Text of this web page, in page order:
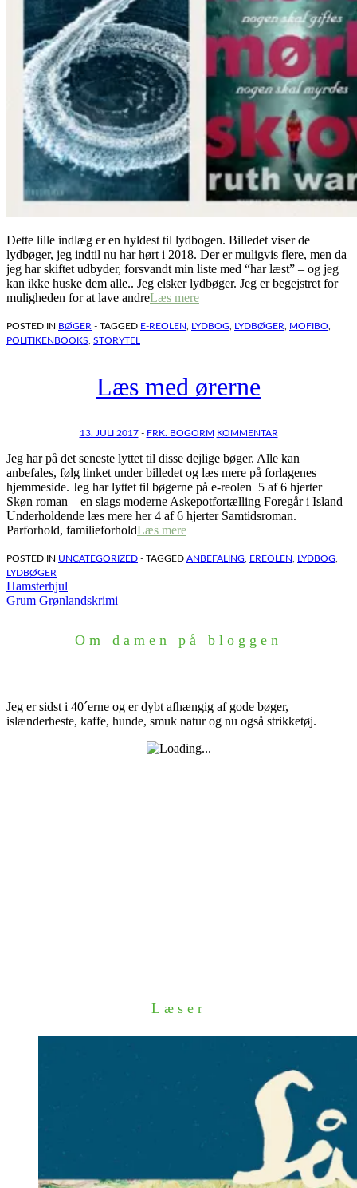
Dette lille indlæg er en hyldest til lydbogen. Billedet viser de
lydbøger, jeg indtil nu har hørt i 2018. Der er muligvis flere, men da
jeg har skiftet udbyder, forsvandt min liste med “har læst” – og jeg
kan ikke huske dem alle.. Jeg elsker lydbøger. Jeg er begejstret for
muligheden for at lave andreLæs mere
POSTED IN BØGER - TAGGED E-REOLEN LYDBOG LYDBØGER MOFIBO
POLITIKENBOOKS STORYTEL
Læs med ørerne
13. JULI 2017- FRK. BOGORM KOMMENTAR
Jeg har på det seneste lyttet til disse dejlige bøger. Alle kan
anbefales, følg linket under billedet og læs mere på forlagenes
hjemmeside. Jeg har lyttet til bøgerne på e-reolen 5 af 6 hjerter
Skøn roman – en slags moderne Askepotfortælling Foregår i Island
Underholdende læs mere her 4 af 6 hjerter Samtidsroman.
Parforhold, familieforholdLæs mere
POSTED IN UNCATEGORIZED - TAGGED ANBEFALING EREOLEN LYDBOG
LYDBØGER
Indlægsnavigation
Hamsterhjul
Grum Grønlandskrimi
Om damen på bloggen
Jeg er sidst i 40´erne og er dybt afhængig af gode bøger,
islænderheste, kaffe, hunde, smuk natur og nu også strikketøj.
Læser